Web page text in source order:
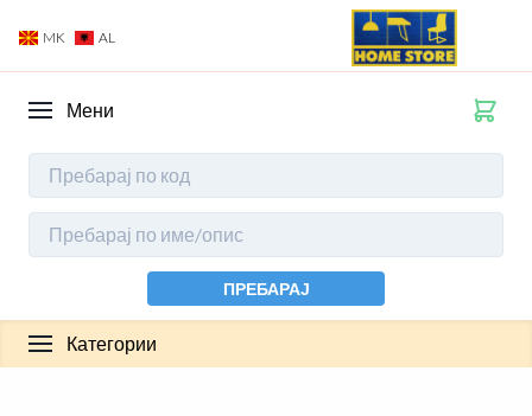
MK AL
Мени
ПРЕБАРАЈ
Категории